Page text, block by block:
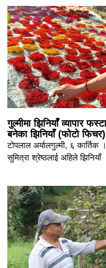
गुल्मीमा झिनियाँ व्यापार
बनेका झिनियाँ (फोटो फिचर)
टोपलाल अर्यालगुल्मी, ६ कार्तिक
सुमित्रा श्रेष्ठलाई अहिले झिनियाँ